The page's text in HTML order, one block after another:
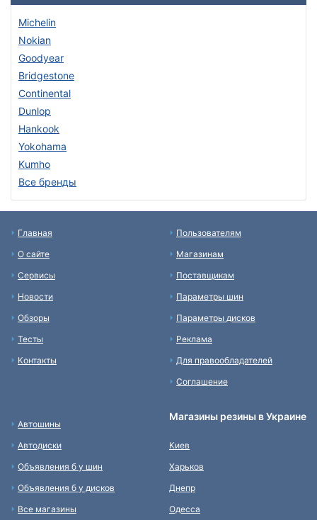
Michelin
Nokian
Goodyear
Bridgestone
Continental
Dunlop
Hankook
Yokohama
Kumho
Все бренды
Главная
О сайте
Сервисы
Новости
Обзоры
Тесты
Контакты
Пользователям
Магазинам
Поставщикам
Параметры шин
Параметры дисков
Реклама
Для правообладателей
Соглашение
Автошины
Автодиски
Объявления б у шин
Объявления б у дисков
Все магазины
Магазины резины в Украине
Киев
Харьков
Днепр
Одесса